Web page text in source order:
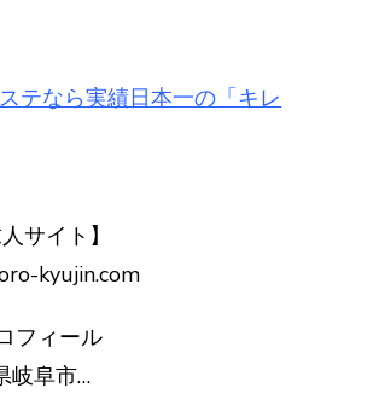
テなら実績日本一の「キレ
サイト】
kyujin.com
フィール
岐阜市…